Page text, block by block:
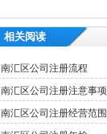
相关阅读
南汇区公司注册流程
南汇区公司注册注意事项
南汇区公司注册经营范围